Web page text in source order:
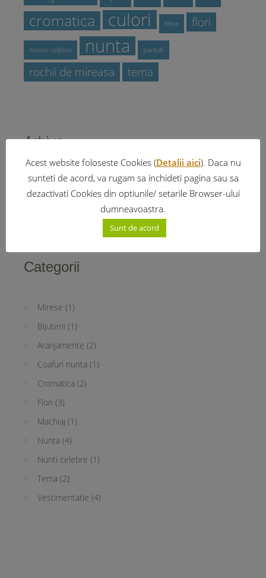
cromatica culori filme flori
mirese celebre nunta pantofi
rochii de mireasa tema
Arhiva
November 2015 (3)
June 2015(4)
Categorii
Mirese (1)
Bijuterii (1)
Aranjamente (2)
Coafuri nunta (1)
Cromatica (2)
Flori (3)
Machiaj (1)
Nunta (4)
Nunti celebre (1)
Tema (2)
Vestimentatie (4)
Acest website foloseste Cookies (Detalii aici). Daca nu
sunteti de acord, va rugam sa inchideti pagina sau sa
dezactivati Cookies din optiunile/ setarile Browser-ului
dumneavoastra.
Sunt de acord